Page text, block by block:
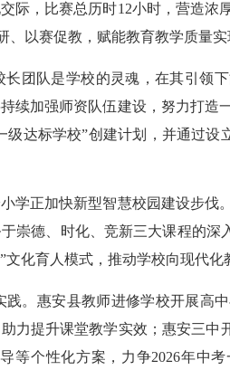
际，比赛总历时12小时，营造浓
以赛促教，赋能教育教学质量实
队是学校的灵魂，在其引领
续加强师资队伍建设，努力打造
达标学校”创建计划，并通过设
正加快新型智慧校园建设步伐
崇德、时化、竞新三大课程的深
化育人模式，推动学校向现代化
惠安县教师进修学校开展高
提升课堂教学实效；惠安三中
等个性化方案，力争2026年中